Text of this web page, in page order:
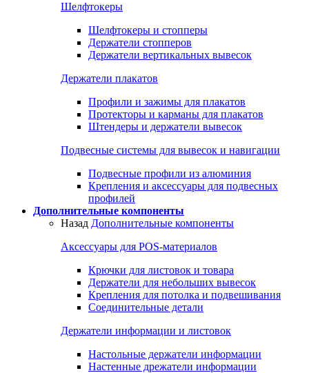
Шелфтокеры
Шелфтокеры и стопперы
Держатели стопперов
Держатели вертикальных вывесок
Держатели плакатов
Профили и зажимы для плакатов
Протекторы и карманы для плакатов
Штендеры и держатели вывесок
Подвесные системы для вывесок и навигации
Подвесные профили из алюминия
Крепления и аксессуары для подвесных
профилей
Дополнительные компоненты
Назад Дополнительные компоненты
Аксессуары для POS-материалов
Крючки для листовок и товара
Держатели для небольших вывесок
Крепления для потолка и подвешивания
Соединительные детали
Держатели информации и листовок
Настольные держатели информации
Настенные дрежатели информации